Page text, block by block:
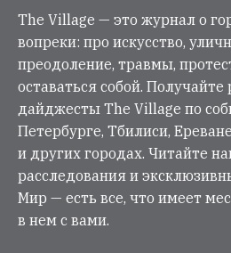
The Village — это журнал о
вопреки: про искусство,
преодоление, травмы,
оставаться собой.
дайджесты The Village по
Петербурге, Тбилиси,
и других городах. Читайте
расследования и
Мир — есть все, что имеет
в нем с вами.